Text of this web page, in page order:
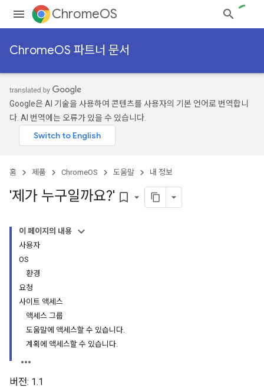
ChromeOS
ChromeOS 파트너 문서
Google은 AI 기술을 사용하여 콘텐츠를 사용자의 기본 언어로 번역합니
다. AI 번역에는 오류가 있을 수 있습니다.
홈 제품 ChromeOS 도움말 내 정보
'제가 누구일까요?' bookmark_border
이 페이지의 내용
사용자
OS
환경
요청
사이트 액세스
액세스 그룹
도움말에 액세스할 수 있습니다.
계획에 액세스할 수 있습니다.
버전: 1.1